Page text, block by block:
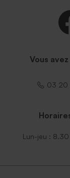
Vous
03 20
Lun-jeu : 8.30